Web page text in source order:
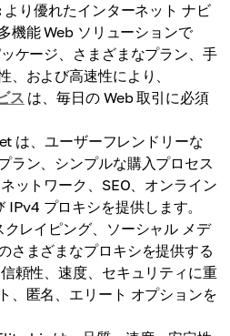
より優れたインターネット ナビ
機能 Web ソリューションで
ケージ、さまざまなプラン、手
、および高速性により、
ス は、毎日の Web 取引に必須
は、ユーザーフレンドリーな
ラン、シンプルな購入プロセス
ットワーク、SEO、オンライン
プロキシを提供します。
クレイピング、ソーシャル メデ
さまざまなプロキシを提供する
頼性、速度、セキュリティに重
、匿名、エリート オプションを